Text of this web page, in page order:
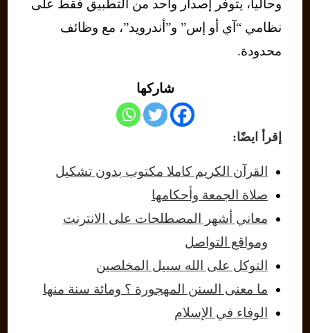
وحاليا، يتوفر إصدار واحد من التطبيق فقط على
نظامي “آي أو إس” و”أندرويد”، مع وظائف
محدودة.
شاركها
إقرأ ايضًا:
القرآن الكريم كاملا مكتوب بدون تشكيل
صلاة الجمعة وأحكامها
معاني أشهر المصطلحات على الانترنت
ومواقع التواصل
التوكل على الله سبيل المخلصين
ما معنى السنن المهجورة ؟ ومائة سنة منها
الوفاء في الإسلام